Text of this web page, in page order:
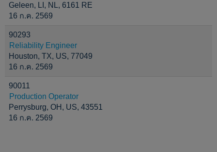
Geleen, LI, NL, 6161 RE
16 ก.ค. 2569
90293
Reliability Engineer
Houston, TX, US, 77049
16 ก.ค. 2569
90011
Production Operator
Perrysburg, OH, US, 43551
16 ก.ค. 2569